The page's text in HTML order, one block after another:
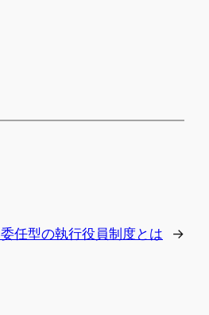
委任型の執行役員制度とは →